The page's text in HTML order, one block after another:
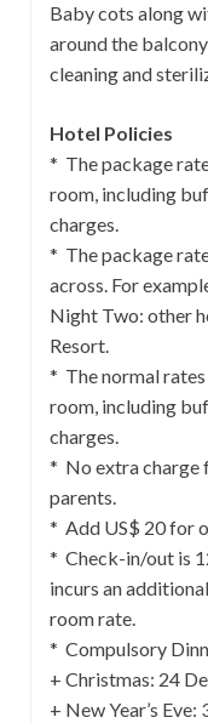
Baby cots along
around the
cleaning and
Hotel Policies
* The package
room, including
charges.
* The package
across. For
Night Two: other
Resort.
* The normal
room, including
charges.
* No extra charge
parents.
* Add US$ 20 for
* Check-in/out is
incurs an
room rate.
* Compulsory
+ Christmas: 24
+ New Year’s